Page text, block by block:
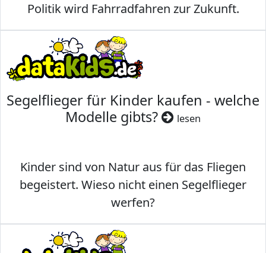
Politik wird Fahrradfahren zur Zukunft.
Segelflieger für Kinder kaufen - welche
Modelle gibts?
lesen
Kinder sind von Natur aus für das Fliegen
begeistert. Wieso nicht einen Segelflieger
werfen?